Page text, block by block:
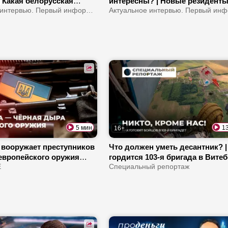
в стране? | Актуальное интервью. Первый информационный
«Великого камня» | Когда там
5 мин
преступников
оружия
рынок? | Как в
16+
Что должен уметь десантник?
гордится 103-я бригада в
| Где и как обучают бойцов?
Специальный репортаж